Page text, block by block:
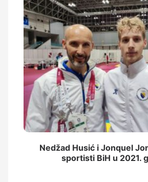
Nedžad Husić i Jonquel
sportisti BiH u 2021.